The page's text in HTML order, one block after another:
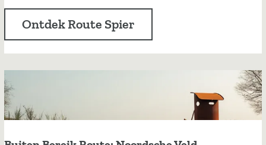
n
e
i
k
o
Ontdek Route Spier